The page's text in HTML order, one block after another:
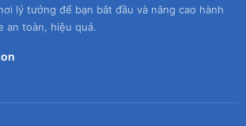
lý tưởng để bạn bắt đầu và nâng cao hành
an toàn, hiệu quả.